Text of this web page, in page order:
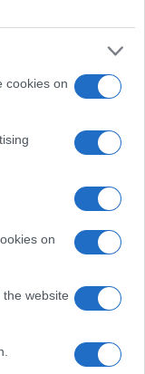
cookies on
on
website